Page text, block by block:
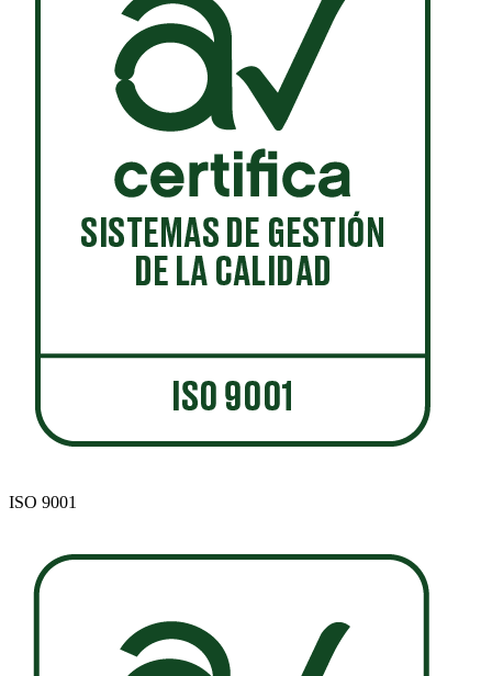
ISO 9001